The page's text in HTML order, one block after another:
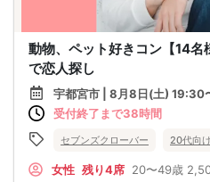
動物、ペット好きコン【14名
で恋人探し
宇都宮市 | 8月8日(土) 19:30
受付終了まで38時間
セブンズクローバー 20代向け
女性 残り4席 20〜49歳